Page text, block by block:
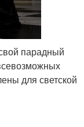
парадный
для светской